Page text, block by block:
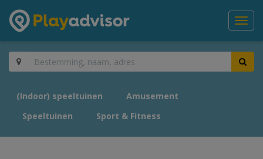
(Indoor) speeltuinen
Amusement
Speeltuinen
Sport & Fitness